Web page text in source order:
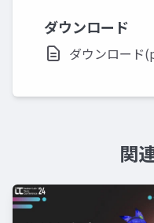
ダウンロード
ダウンロード
関